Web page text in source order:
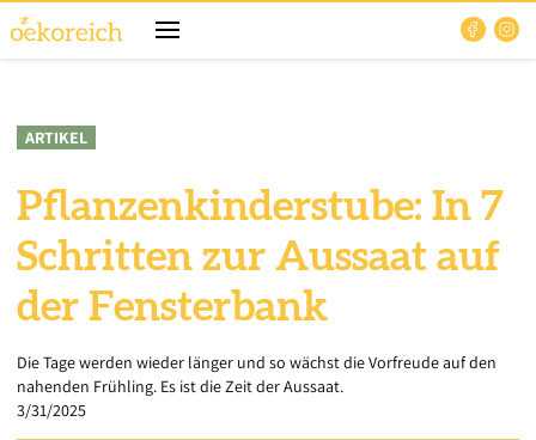
ARTIKEL
Pflanzenkinderstube: In 7
Schritten zur Aussaat auf
der Fensterbank
Die Tage werden wieder länger und so wächst die Vorfreude auf den
nahenden Frühling. Es ist die Zeit der Aussaat.
3/31/2025